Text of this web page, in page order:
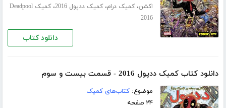
اکشن،کمیک درام،کمیک ددپول 2016 ،
کمیک Deadpool
2016
دانلود کتاب
دانلود کتاب کمیک ددپول 2016 - قسمت بیست و سوم
موضوع:کتاب‌های کمیک
۲۴ صفحه